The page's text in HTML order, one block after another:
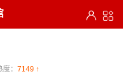
度： 7149 ↑